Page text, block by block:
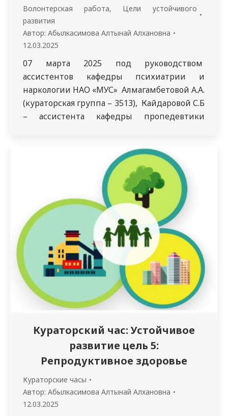
Волонтерская работа, Цели устойчивого
развития
Автор: Абылкасимова Алтынай Алхановна
12.03.2025
07 марта 2025 под руководством
ассистентов кафедры психиатрии и
наркологии НАО «МУС» Алмагамбетовой А.А.
(кураторская группа – 3513), Кайдаровой С.Б
– ассистента кафедры пропедевтики
курса была проведена благотворительная
акция: «Добровольно всем на пользу» для
пациентов КГП на ПХВ Государственный
высший медицинский колледж им. Д.
Калматаева УЗ ОА…
Кураторский час: Устойчивое
развитие цель 5:
Репродуктивное здоровье
Кураторские часы
Автор: Абылкасимова Алтынай Алхановна
12.03.2025